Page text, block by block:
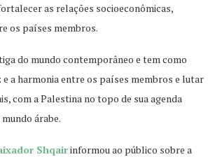
as relações socioeconômicas,
os países membros.
do mundo contemporâneo e tem como
a harmonia entre os países membros e lutar
com a Palestina no topo de sua agenda
árabe.
Shqairinformou ao público sobre a